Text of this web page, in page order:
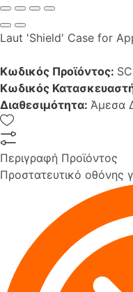
Laut 'Shield' Case for
Κωδικός Προϊόντος:
Κωδικός
Διαθεσιμότητα: Άμεσα
Περιγραφή Προϊόντος
Προστατευτικό οθόνης